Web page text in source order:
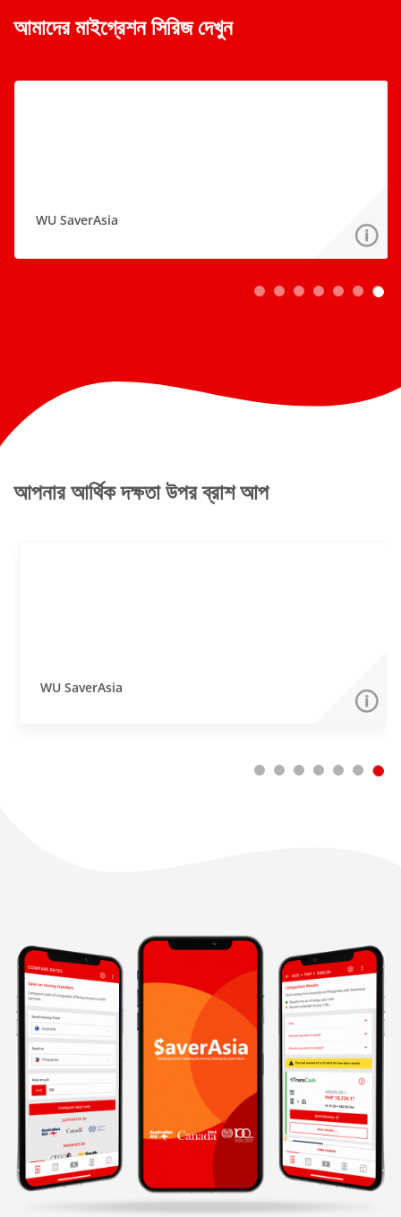
আমাদের মাইগ্রেশন সিরিজ দেখুন
WU SaverAsia
আপনার আর্থিক দক্ষতা উপর ব্রাশ আপ
WU SaverAsia